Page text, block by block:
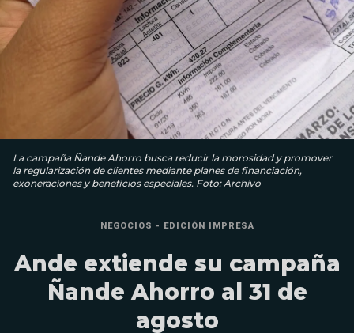
La campaña Ñande Ahorro busca reducir la morosidad y promover
la regularización de clientes mediante planes de financiación,
exoneraciones y beneficios especiales. Foto: Archivo
NEGOCIOS - EDICIÓN IMPRESA
Ande extiende su campaña
Ñande Ahorro al 31 de
agosto